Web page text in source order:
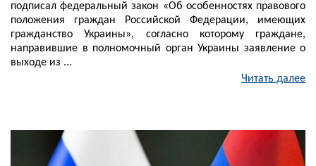
подписал федеральный закон «Об особенностях правового
положения граждан Российской Федерации, имеющих
гражданство Украины», согласно которому граждане,
направившие в полномочный орган Украины заявление о
выходе из ...
Читать далее